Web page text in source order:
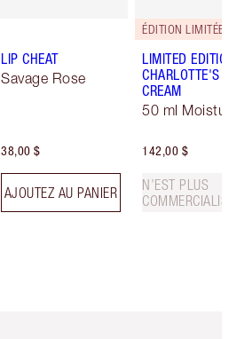
LIP CHEAT
Savage Rose
38,00 $
AJOUTEZ AU PANIER
ÉDITION LIMITÉE
LIMITED
CHARLOTTE'S
CREAM
50 ml
142,00 $
N’EST PLUS